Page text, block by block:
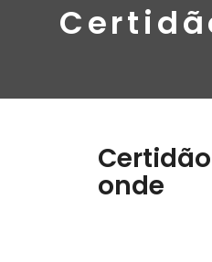
onde